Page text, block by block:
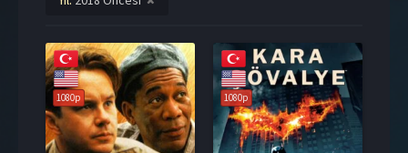
1080p 1080p